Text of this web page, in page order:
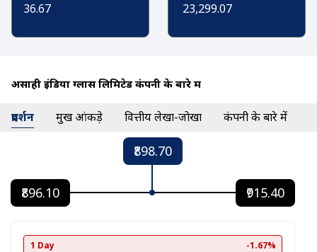
36.67 23,299.07
असाही इंडिया ग्लास लिमिटेड कंपनी के बारे में
प्रदर्शन प्रमुख आंकड़े वित्तीय लेखा-जोखा कंपनी के बारे में
₹898.70
₹896.10 ₹915.40
1 Day -1.67%